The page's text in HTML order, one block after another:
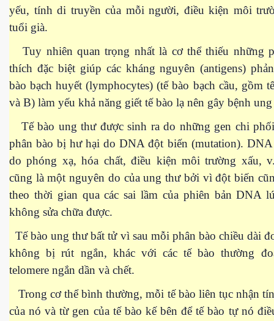
yếu, tính di truyền của mỗi người, điều kiện môi
tuổi già.
Tuy nhiên quan trọng nhất là cơ thể thiếu những
thích đặc biệt giúp các kháng nguyên (antigens)
bào bạch huyết (lymphocytes) (tế bào bạch cầu, gồm
và B) làm yếu khả năng giết tế bào lạ nên gây bệnh
Tế bào ung thư được sinh ra do những gen chi
phân bào bị hư hại do DNA đột biến (mutation).
do phóng xạ, hóa chất, điều kiện môi trường xấu,
cũng là một nguyên do của ung thư bởi vì đột biến
theo thời gian qua các sai lầm của phiên bản DNA
không sửa chữa được.
Tế bào ung thư bất tử vì sau mỗi phân bào chiều dài
không bị rút ngắn, khác với các tế bào thường
telomere ngắn dần và chết.
Trong cơ thể bình thường, mỗi tế bào liên tục nhận
của nó và từ gen của tế bào kế bên để tế bào tự nó
nay